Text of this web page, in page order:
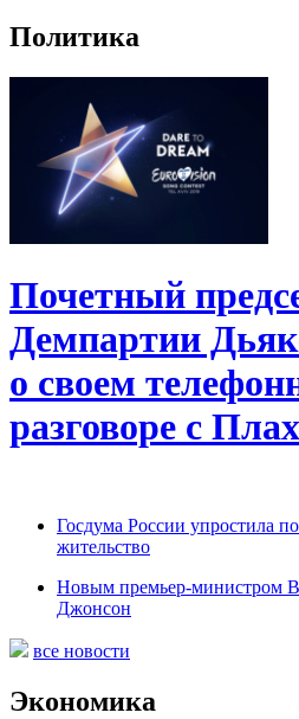
Политика
Почетный
Демпартии
о своем
разговоре с
Госдума России упростила
жительство
Новым премьер-министром
Джонсон
все новости
Экономика